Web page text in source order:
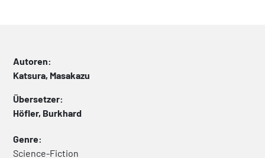
Autoren:
Katsura, Masakazu
Übersetzer:
Höfler, Burkhard
Genre:
Science-Fiction